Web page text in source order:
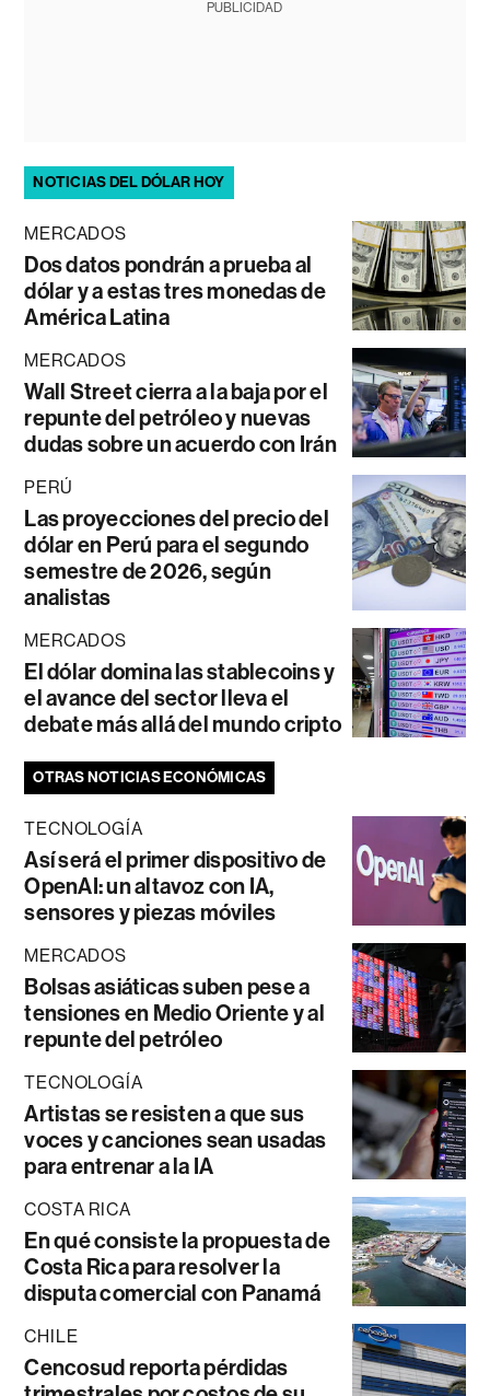
PUBLICIDAD
NOTICIAS DEL DÓLAR HOY
MERCADOS
Dos datos pondrán a prueba al
dólar y a estas tres monedas de
América Latina
MERCADOS
Wall Street cierra a la baja por el
repunte del petróleo y nuevas
dudas sobre un acuerdo con Irán
PERÚ
Las proyecciones del precio del
dólar en Perú para el segundo
semestre de 2026, según
analistas
MERCADOS
El dólar domina las stablecoins y
el avance del sector lleva el
debate más allá del mundo cripto
OTRAS NOTICIAS ECONÓMICAS
TECNOLOGÍA
Así será el primer dispositivo de
OpenAI: un altavoz con IA,
sensores y piezas móviles
MERCADOS
Bolsas asiáticas suben pese a
tensiones en Medio Oriente y al
repunte del petróleo
TECNOLOGÍA
Artistas se resisten a que sus
voces y canciones sean usadas
para entrenar a la IA
COSTA RICA
En qué consiste la propuesta de
Costa Rica para resolver la
disputa comercial con Panamá
CHILE
Cencosud reporta pérdidas